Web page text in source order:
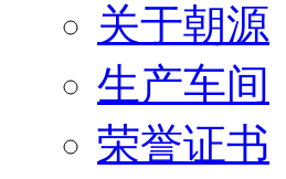
关于朝源
生产车间
荣誉证书